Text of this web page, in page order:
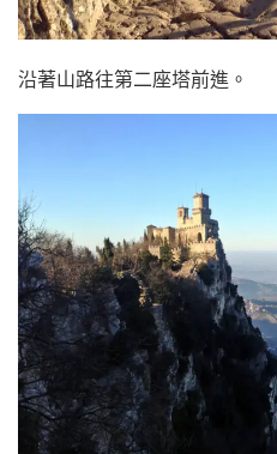
沿著山路往第二座塔前進。